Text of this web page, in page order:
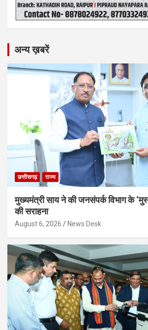
अन्य ख़बरें
छत्तीसगढ़ राज्य
मुख्यमंत्री साय ने की जनसंपर्क विभाग के
की सराहना
August 6, 2026 News Desk